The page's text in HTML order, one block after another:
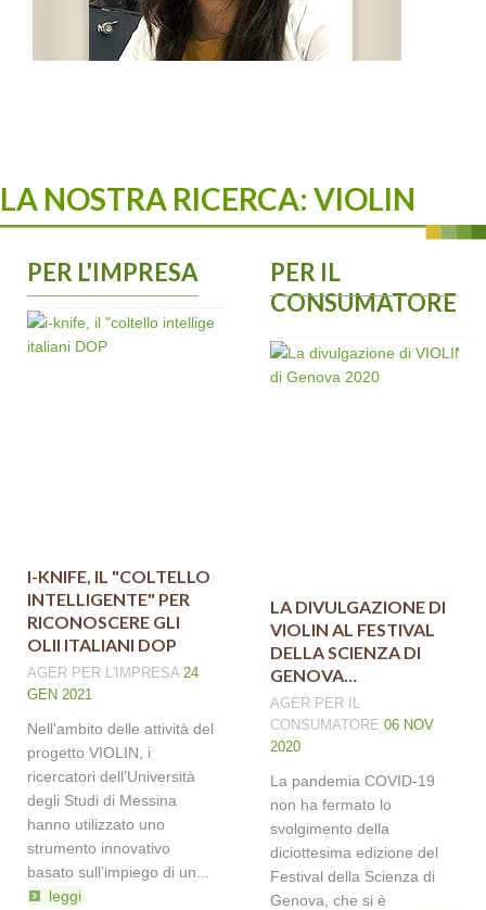
MARIANNA OTERI
Dottoranda
LA NOSTRA RICERCA: VIOLIN
PER L'IMPRESA
I-KNIFE, IL "COLTELLO
INTELLIGENTE" PER
RICONOSCERE GLI
OLII ITALIANI DOP
AGER PER L'IMPRESA 24
GEN 2021
Nell'ambito delle attività del
progetto VIOLIN, i
ricercatori dell’Università
degli Studi di Messina
hanno utilizzato uno
strumento innovativo
basato sull’impiego di un...
leggi
PER IL
CONSUMATORE
LA DIVULGAZIONE DI
VIOLIN AL FESTIVAL
DELLA SCIENZA DI
GENOVA…
AGER PER IL
CONSUMATORE 06 NOV
2020
La pandemia COVID-19
non ha fermato lo
svolgimento della
diciottesima edizione del
Festival della Scienza di
Genova, che si è